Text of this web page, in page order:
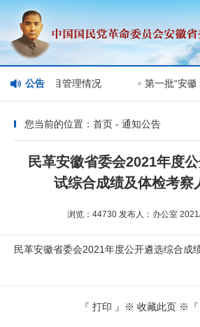
公告
会网站分栏目管理情况
您当前的位置：首页 - 通知公告
民革安徽省委会2021年度
试综合成绩及体检考察
浏览：44730 发布人：办公室
民革安徽省委会2021年度公开遴选综合成
『 打印 』※ 收藏此页 ※『